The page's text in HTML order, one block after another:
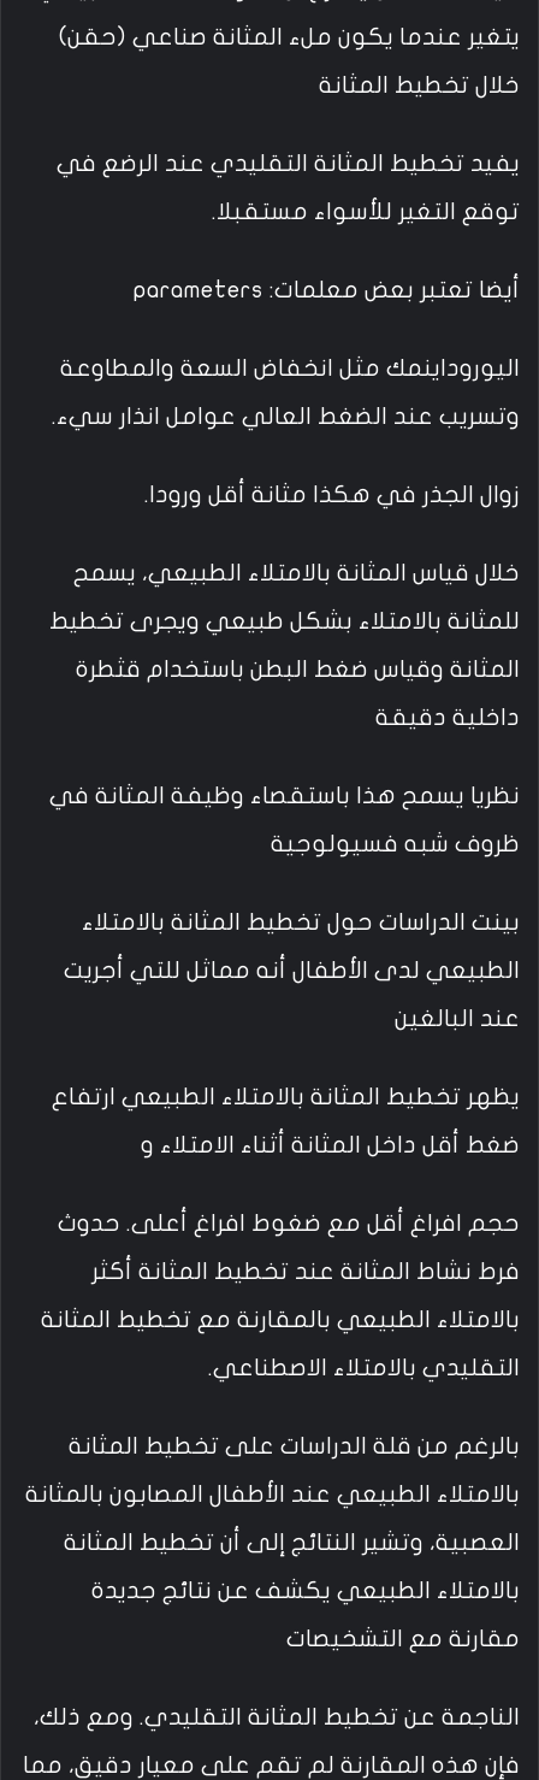
يتغير عندما يكون ملء المثانة صناعي (حقن)
خلال تخطيط المثانة
يفيد تخطيط المثانة التقليدي عند الرضع في
توقع التغير للأسواء مستقبلا.
أيضا تعتبر بعض معلمات: parameters
اليوروداينمك مثل انخفاض السعة والمطاوعة
وتسريب عند الضغط العالي عوامل انذار سيء.
زوال الجذر في هكذا مثانة أقل ورودا.
خلال قياس المثانة بالامتلاء الطبيعي، يسمح
للمثانة بالامتلاء بشكل طبيعي ويجرى تخطيط
المثانة وقياس ضغط البطن باستخدام قثطرة
داخلية دقيقة
نظريا يسمح هذا باستقصاء وظيفة المثانة في
ظروف شبه فسيولوجية
بينت الدراسات حول تخطيط المثانة بالامتلاء
الطبيعي لدى الأطفال أنه مماثل للتي أجريت
عند البالغين
يظهر تخطيط المثانة بالامتلاء الطبيعي ارتفاع
ضغط أقل داخل المثانة أثناء الامتلاء و
حجم افراغ أقل مع ضغوط افراغ أعلى. حدوث
فرط نشاط المثانة عند تخطيط المثانة أكثر
بالامتلاء الطبيعي بالمقارنة مع تخطيط المثانة
التقليدي بالامتلاء الاصطناعي.
بالرغم من قلة الدراسات على تخطيط المثانة
بالامتلاء الطبيعي عند الأطفال المصابون بالمثانة
العصبية، وتشير النتائج إلى أن تخطيط المثانة
بالامتلاء الطبيعي يكشف عن نتائج جديدة
مقارنة مع التشخيصات
الناجمة عن تخطيط المثانة التقليدي. ومع ذلك،
فإن هذه المقارنة لم تقم على معيار دقيق، مما